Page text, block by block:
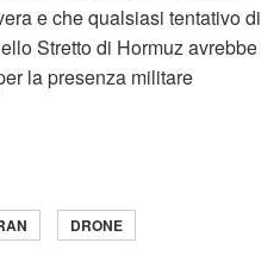
e che qualsiasi tentativo di
Stretto di Hormuz avrebbe
la presenza militare
DRONE